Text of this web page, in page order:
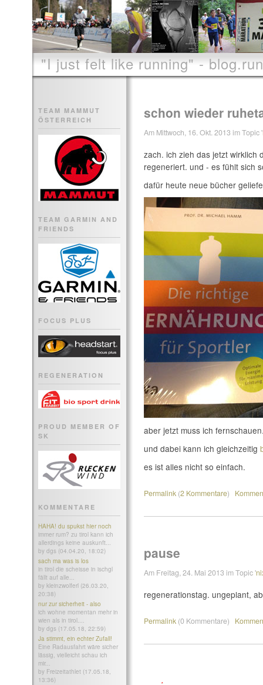
"I just felt like running" -
TEAM MAMMUT
ÖSTERREICH
TEAM GARMIN AND
FRIENDS
FOCUS PLUS
REGENERATION
PROUD MEMBER OF
SK
KOMMENTARE
HAHA! du spukst hier noch
immer rum? zu tirol kann ich
allerdings keine auskunft...
by dgs (04.04.20, 18:02)
sach ma was is los
in tirol die scheisse in ischgl
fällt auf alle...
by kleinzwolferl (26.03.20,
20:38)
nur zur sicherheit - also
ich wohne momentan mehr in
wien als in tirol....
by dgs (17.05.18, 22:59)
Ja stimmt, ein echter Zufall!
Eine Radausfahrt wäre sicher
lässig, vielleicht schau ich
mir...
by Freizeitathlet (17.05.18,
13:36)
schon wieder
Am Mittwoch, 16. Okt. 2013 im Topic '
zach. ich zieh das jetzt wirklich
regeneriert. und - es fühlt sich
dafür heute neue bücher
aber jetzt muss ich
und dabei kann ich gleichzeitig
es ist alles nicht so einfach.
Permalink (2 Kommentare)
pause
Am Freitag, 24. Mai 2013 im Topic '
regenerationstag. ungeplant,
Permalink (0 Kommentare)